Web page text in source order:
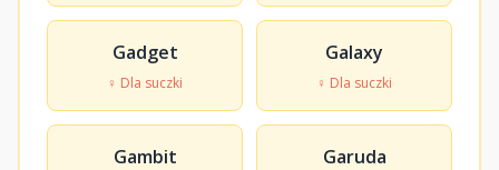
Gadget
♀ Dla suczki
Galaxy
♀ Dla suczki
Gambit Garuda